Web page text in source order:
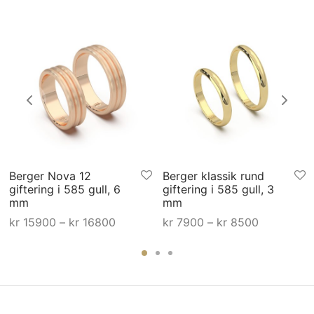
Berger Nova 12
giftering i 585 gull, 6
mm
kr15900 – kr16800Prisområde:
kr 16800
Berger klassik rund
giftering i 585 gull, 3
mm
kr7900 – kr8500